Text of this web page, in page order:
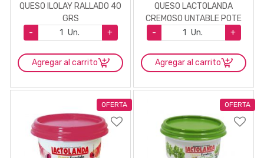
QUESO ILOLAY RALLADO 40
GRS
-
Un. +
Agregar al carrito
QUESO LACTOLANDA
CREMOSO UNTABLE POTE
200GR.
- Un. +
Agregar al carrito
OFERTA OFERTA